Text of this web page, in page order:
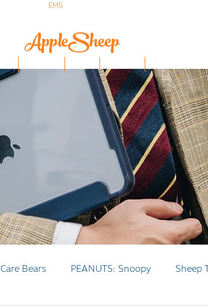
EMS
Care Bears PEANUTS: Snoopy Sheep